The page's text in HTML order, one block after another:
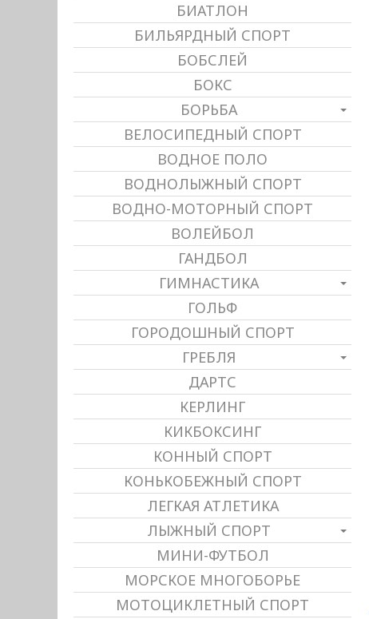
БИАТЛОН
БИЛЬЯРДНЫЙ СПОРТ
БОБСЛЕЙ
БОКС
БОРЬБА
ВЕЛОСИПЕДНЫЙ СПОРТ
ВОДНОЕ ПОЛО
ВОДНОЛЫЖНЫЙ СПОРТ
ВОДНО-МОТОРНЫЙ СПОРТ
ВОЛЕЙБОЛ
ГАНДБОЛ
ГИМНАСТИКА
ГОЛЬФ
ГОРОДОШНЫЙ СПОРТ
ГРЕБЛЯ
ДАРТС
КЕРЛИНГ
КИКБОКСИНГ
КОННЫЙ СПОРТ
КОНЬКОБЕЖНЫЙ СПОРТ
ЛЕГКАЯ АТЛЕТИКА
ЛЫЖНЫЙ СПОРТ
МИНИ-ФУТБОЛ
МОРСКОЕ МНОГОБОРЬЕ
МОТОЦИКЛЕТНЫЙ СПОРТ